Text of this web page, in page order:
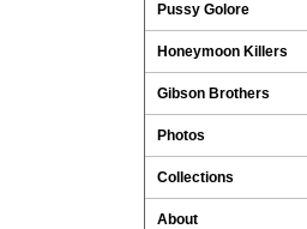
Pussy Golore
Honeymoon Killers
Gibson Brothers
Photos
Collections
About